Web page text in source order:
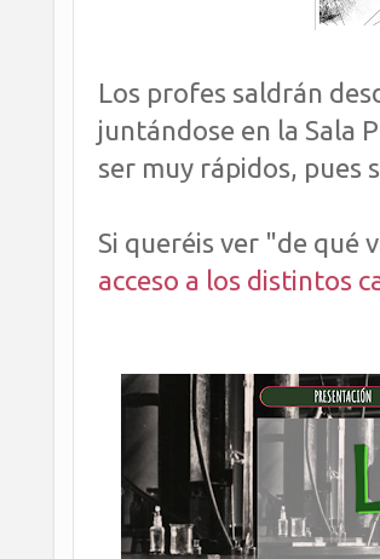
Los profes saldrán
juntándose en la Sala
ser muy rápidos, pues
Si queréis ver "de qué
acceso a los distintos